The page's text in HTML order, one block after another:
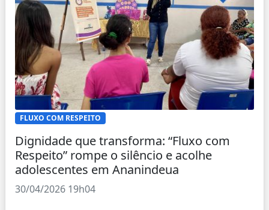
FLUXO COM RESPEITO
Dignidade que transforma: “Fluxo com
Respeito” rompe o silêncio e acolhe
adolescentes em Ananindeua
30/04/2026 19h04